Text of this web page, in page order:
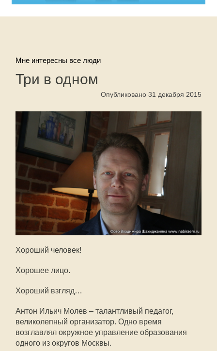
Мне интересны все люди
Три в одном
Опубликовано 31 декабря 2015
Хороший человек!
Хорошее лицо.
Хороший взгляд…
Антон Ильич Молев – талантливый педагог,
великолепный организатор. Одно время
возглавлял окружное управление образования
одного из округов Москвы.